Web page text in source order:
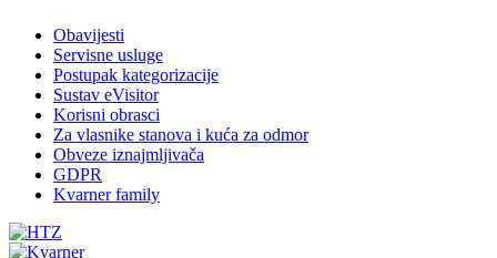
Obavijesti
Servisne usluge
Postupak kategorizacije
Sustav eVisitor
Korisni obrasci
Za vlasnike stanova i kuća za odmor
Obveze iznajmljivača
GDPR
Kvarner family